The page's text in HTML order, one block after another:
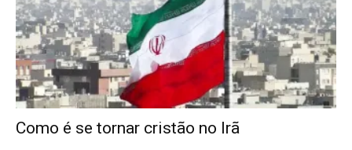
Como é se tornar cristão no Irã